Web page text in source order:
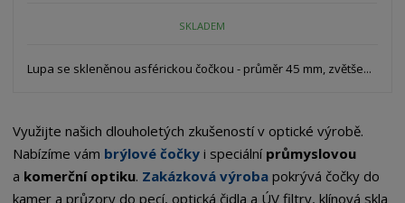
SKLADEM
Lupa se skleněnou asférickou čočkou - průměr 45 mm, zvětše...
Využijte našich dlouholetých zkušeností v optické výrobě.
Nabízíme vám brýlové čočky i speciální průmyslovou
a komerční optiku. Zakázková výroba pokrývá čočky do
kamer a průzory do pecí, optická čidla a ÚV filtry, klínová skla